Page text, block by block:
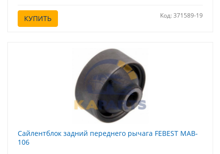
КУПИТЬ Код: 371589-19
Сайлентблок задний переднего рычага FEBEST MAB-
106